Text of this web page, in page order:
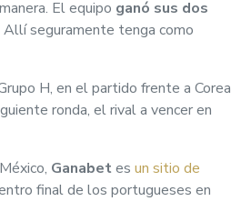
El equipo ganó sus dos
seguramente tenga como
H, en el partido frente a Corea
ronda, el rival a vencer en
Ganabetes un sitio de
final de los portugueses en